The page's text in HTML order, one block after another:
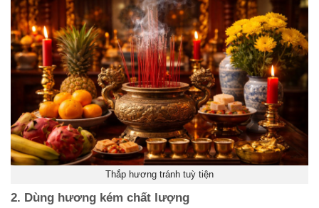
Thắp hương tránh tuỳ tiện
2. Dùng hương kém chất lượng